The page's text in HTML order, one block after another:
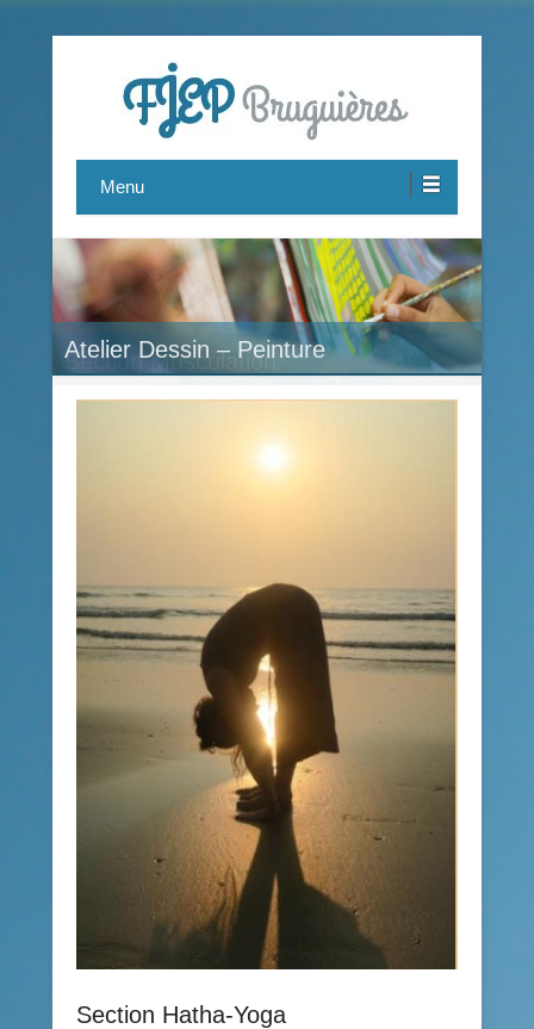
FJEP Bruguières
activités pour tous, de 7 à 77 ans.
Menu
Atelier Dessin – Peinture
Section Musculation
Section Hatha-Yoga